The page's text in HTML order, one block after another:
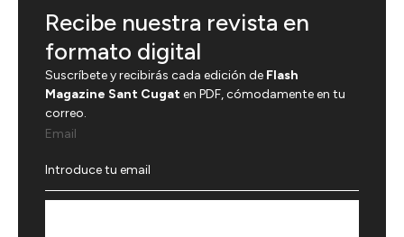
Recibe nuestra revista en
formato digital
Suscríbete y recibirás cada edición de Flash
Magazine Sant Cugaten PDF, cómodamente en tu
correo.
Email